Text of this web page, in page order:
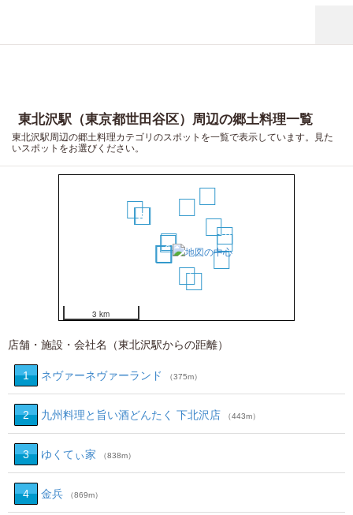
東北沢駅（東京都世田谷区）周辺の郷土料理一覧
東北沢駅周辺の郷土料理カテゴリのスポットを一覧で表示しています。見た
いスポットをお選びください。
1
2
3
4
5
8
9
10
11
12
13
14
15
17
3 km
店舗・施設・会社名（東北沢駅からの距離）
1 ネヴァーネヴァーランド （375m）
2 九州料理と旨い酒どんたく 下北沢店 （443m）
3 ゆくてぃ家 （838m）
4 金兵 （869m）